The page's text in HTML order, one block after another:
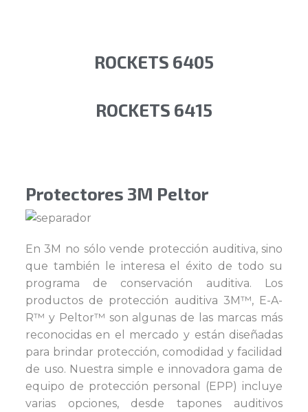
ROCKETS 6405
ROCKETS 6415
Protectores 3M Peltor
En 3M no sólo vende protección auditiva, sino
que también le interesa el éxito de todo su
programa de conservación auditiva. Los
productos de protección auditiva 3M™, E-A-
R™ y Peltor™ son algunas de las marcas más
reconocidas en el mercado y están diseñadas
para brindar protección, comodidad y facilidad
de uso. Nuestra simple e innovadora gama de
equipo de protección personal (EPP) incluye
varias opciones, desde tapones auditivos